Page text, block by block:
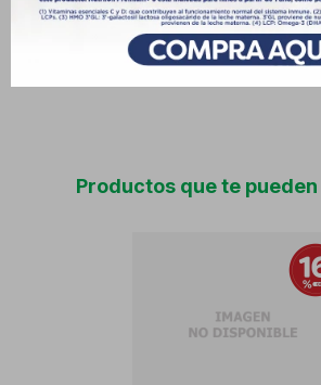
de hipersensibilidad; evitar el uso conjunto
depresores del SNC. Composición por 5 ml:
sódico 0,5 mg, ciproheptadina clorhidrato 2
Productos que te